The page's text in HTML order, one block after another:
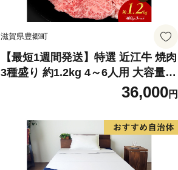
滋賀県豊郷町
【最短1週間発送】特選 近江牛 焼肉
3種盛り 約1.2kg 4～6人用 大容量
牛肉 黒毛和牛 焼き肉 焼肉用 カルビ
赤身 霜降り 肉 和牛 日本三大和牛
ブランド牛 BBQ バーベキュー 滋賀
県 豊郷町
36,000円